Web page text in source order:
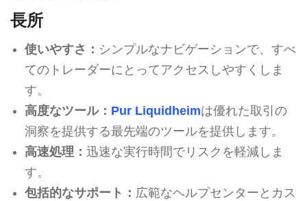
長所
使いやすさ： シンプルなナビゲーションで、すべ
てのトレーダーにとってアクセスしやすくしま
す。
高度なツール： Pur Liquidheimは優れた取引の
洞察を提供する最先端のツールを提供します。
高速処理： 迅速な実行時間でリスクを軽減しま
す。
包括的なサポート： 広範なヘルプセンターとカス